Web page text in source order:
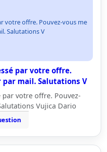
votre offre. Pouvez-vous me
Salutations V
par votre offre.
par mail. Salutations V
votre offre. Pouvez-
Vujica Dario